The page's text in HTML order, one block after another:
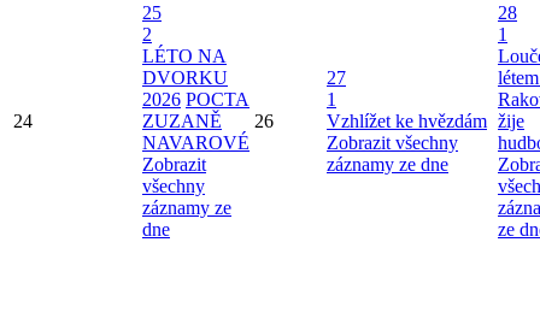
24
25
2
LÉTO NA
DVORKU
2026 POCTA
ZUZANĚ
NAVAROVÉ
Zobrazit
všechny
záznamy ze
dne
26
27
1
Vzhlížet ke hvězdám
Zobrazit všechny
záznamy ze dne
28
1
žije
ze